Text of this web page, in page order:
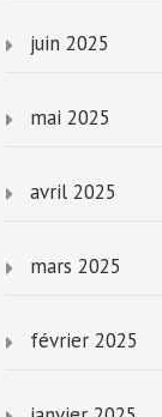
juin 2025
mai 2025
avril 2025
mars 2025
février 2025